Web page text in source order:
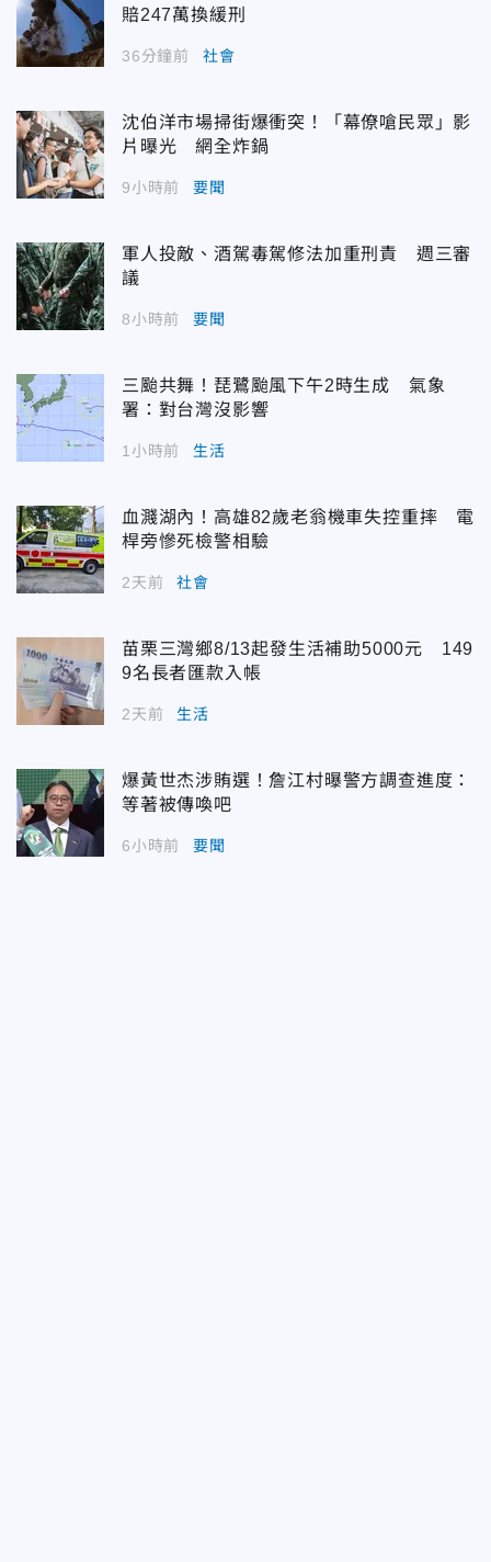
賠247萬換緩刑
36分鐘前 社會
沈伯洋市場掃街爆衝突！「幕僚嗆民眾」影
片曝光 網全炸鍋
9小時前 要聞
軍人投敵、酒駕毒駕修法加重刑責 週三審
議
8小時前 要聞
三颱共舞！琵鷺颱風下午2時生成 氣象
署：對台灣沒影響
1小時前 生活
血濺湖內！高雄82歲老翁機車失控重摔 電
桿旁慘死檢警相驗
2天前 社會
苗栗三灣鄉8/13起發生活補助5000元 149
9名長者匯款入帳
2天前 生活
爆黃世杰涉賄選！詹江村曝警方調查進度：
等著被傳喚吧
6小時前 要聞